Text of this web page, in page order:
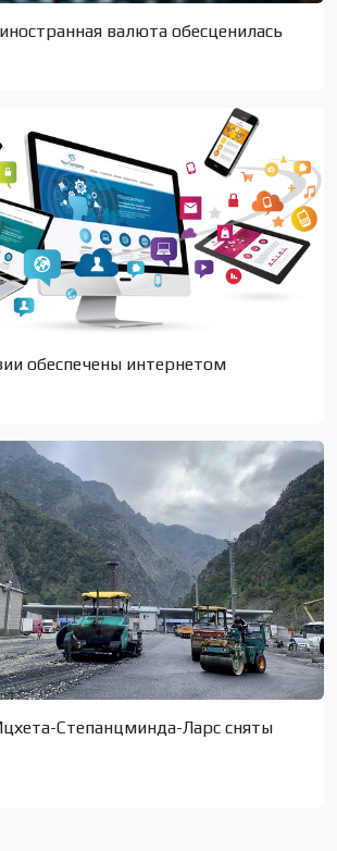
валюта обесценилась
обеспечены интернетом
Степанцминда-Ларс сняты